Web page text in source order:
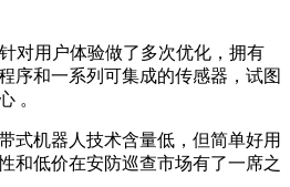
用户体验做了多次优化，拥有
序和一系列可集成的传感器，试图
。
机器人技术含量低，但简单好用
和低价在安防巡查市场有了一席之